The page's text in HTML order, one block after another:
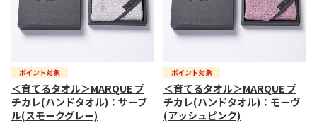
＜育てるタオル＞MARQUE プ
チカレ(ハンドタオル)：サーブ
ル(スモークグレー)
＜育てるタオル＞MARQUE プ
チカレ(ハンドタオル)：モーヴ
(アッシュピンク)